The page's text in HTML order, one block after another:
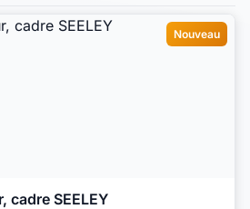
Nouveau
cadre SEELEY